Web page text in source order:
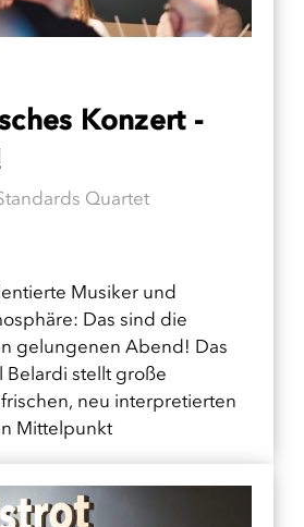
Konzert -
Quartet
Musiker und
Das sind die
gelungenen Abend! Das
Belardi stellt große
neu interpretierten
Mittelpunkt